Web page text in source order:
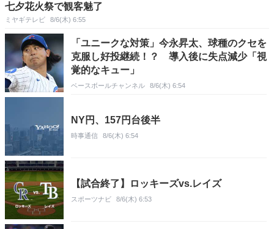
七夕花火祭で観客魅了
ミヤギテレビ 8/6(木) 6:55
「ユニークな対策」今永昇太、球種のクセを
克服し好投継続！？ 導入後に失点減少「視
覚的なキュー」
ベースボールチャンネル 8/6(木) 6:54
NY円、157円台後半
時事通信 8/6(木) 6:54
【試合終了】ロッキーズvs.レイズ
スポーツナビ 8/6(木) 6:53